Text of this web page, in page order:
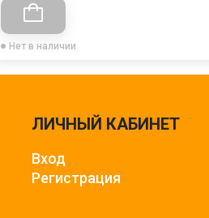
Нет в наличии
ЛИЧНЫЙ КАБИНЕТ
Вход
Регистрация